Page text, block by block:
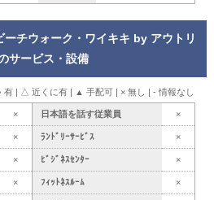
ーチウォーク・ワイキキ by アウトリ
サービス・設備
有 | △ 近くに有 | ▲ 手配可 | × 無し | - 情報なし
× 日本語を話す従業員 ×
× ﾗﾝﾄﾞﾘｰｻｰﾋﾞｽ ×
× ﾋﾞｼﾞﾈｽｾﾝﾀｰ ×
× ﾌｨｯﾄﾈｽﾙｰﾑ ×